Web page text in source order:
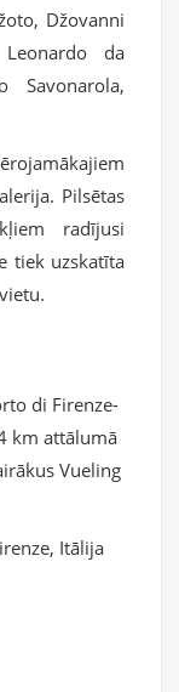
Džovanni
da
Savonarola,
Pilsētas
radījusi
tiek uzskatīta
di Firenze-
km attālumā
Vueling
Itālija